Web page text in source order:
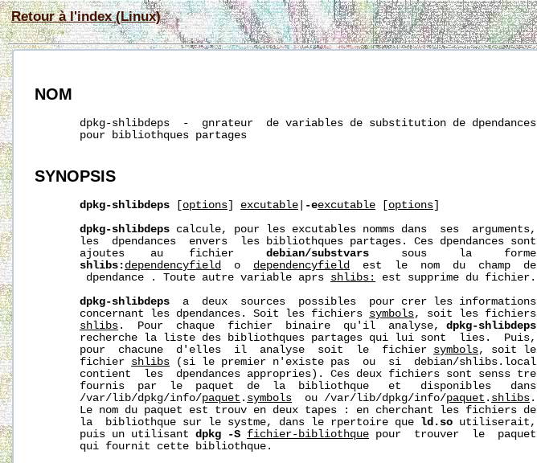
Retour à l'index (Linux)
NOM
       dpkg-shlibdeps  -  gnrateur  de variables de substitution de dpendances
       pour bibliothques partages
SYNOPSIS
dpkg-shlibdeps [options] excutable -eexcutable [options]
dpkg-shlibdeps calcule, pour les excutables nomms dans  ses  arguments,
       les  dpendances  envers  les bibliothques partages. Ces dpendances sont
       ajoutes    au    fichier
debian/substvars
     sous     la     forme
shlibs: dependencyfield
  o
dependencyfield
  est  le  nom  du  champ  de
        dpendance . Toute autre variable aprs
shlibs:
est supprime du fichier.
dpkg-shlibdeps
  a  deux  sources  possibles  pour crer les informations
       concernant les dpendances. Soit les fichiers
symbols, soit les fichiers
shlibs .  Pour  chaque  fichier  binaire  qu'il  analyse, dpkg-shlibdeps
       recherche la liste des bibliothques partages qui lui sont  lies.  Puis,
       pour  chacune  d'elles  il  analyse  soit  le  fichier
symbols, soit le
       fichier
shlibs (si le premier n'existe pas  ou  si  debian/shlibs.local
       contient  les  dpendances appropries). Ces deux fichiers sont senss tre
       fournis  par  le  paquet  de  la  bibliothque   et   disponibles   dans
       /var/lib/dpkg/info/
paquet . symbols
  ou /var/lib/dpkg/info/
paquet . shlibs .
       Le nom du paquet est trouv en deux tapes : en cherchant les fichiers de
       la  bibliothque sur le systme, dans le rpertoire que
ld.so utiliserait,
       puis un utilisant
dpkg -S fichier-bibliothque pour  trouver  le  paquet
       qui fournit cette bibliothque.